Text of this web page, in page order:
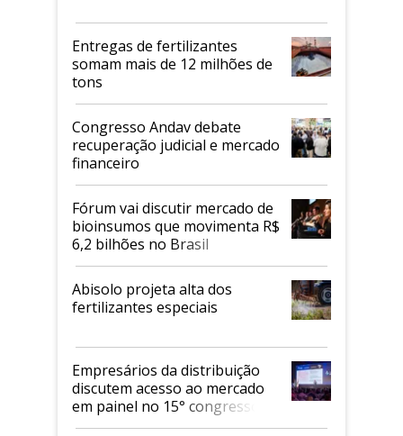
Entregas de fertilizantes
somam mais de 12 milhões de
tons
Congresso Andav debate
recuperação judicial e mercado
financeiro
Fórum vai discutir mercado de
bioinsumos que movimenta R$
6,2 bilhões no Brasil
Abisolo projeta alta dos
fertilizantes especiais
Empresários da distribuição
discutem acesso ao mercado
em painel no 15° congresso
Andav